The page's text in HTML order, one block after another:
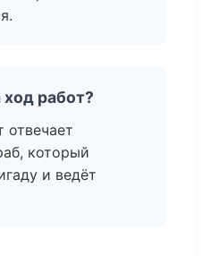
ход работ?
отвечает
который
и ведёт